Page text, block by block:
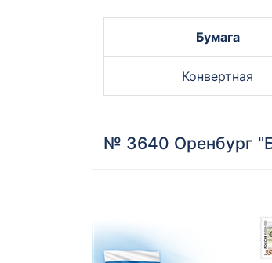
Бумага
Конвертная
№ 3640 Оренбург